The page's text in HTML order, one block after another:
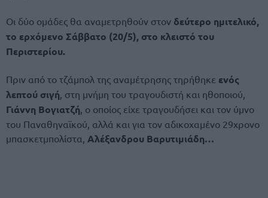
Οι δύο ομάδες θα αναμετρηθούν στον δεύτερο ημιτελικό,
το ερχόμενο Σάββατο (20/5), στο κλειστό του
Περιστερίου.
Πριν από το τζάμπολ της αναμέτρησης τηρήθηκε ενός
λεπτού σιγή, στη μνήμη του τραγουδιστή και ηθοποιού,
Γιάννη Βογιατζή, ο οποίος είχε τραγουδήσει και τον ύμνο
του Παναθηναϊκού, αλλά και για τον αδικοχαμένο 29χρονο
μπασκετμπολίστα, Αλέξανδρου Βαρυτιμιάδη…